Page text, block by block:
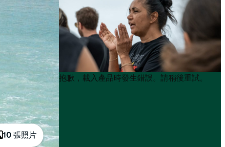
10 張照片
Product
Product
抱歉，載入產品時發生錯誤。請稍後重試。